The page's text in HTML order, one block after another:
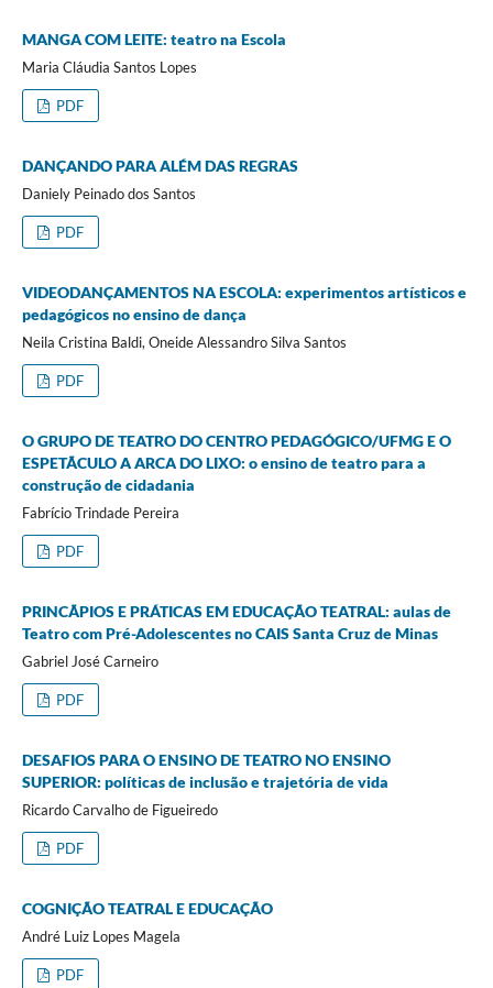
MANGA COM LEITE: teatro na Escola
Maria Cláudia Santos Lopes
PDF
DANÇANDO PARA ALÉM DAS REGRAS
Daniely Peinado dos Santos
PDF
VIDEODANÇAMENTOS NA ESCOLA: experimentos artísticos e
pedagógicos no ensino de dança
Neila Cristina Baldi, Oneide Alessandro Silva Santos
PDF
O GRUPO DE TEATRO DO CENTRO PEDAGÓGICO/UFMG E O
ESPETÃCULO A ARCA DO LIXO: o ensino de teatro para a
construção de cidadania
Fabrício Trindade Pereira
PDF
PRINCÃPIOS E PRÁTICAS EM EDUCAÇÃO TEATRAL: aulas de
Teatro com Pré-Adolescentes no CAIS Santa Cruz de Minas
Gabriel José Carneiro
PDF
DESAFIOS PARA O ENSINO DE TEATRO NO ENSINO
SUPERIOR: políticas de inclusão e trajetória de vida
Ricardo Carvalho de Figueiredo
PDF
COGNIÇÃO TEATRAL E EDUCAÇÃO
André Luiz Lopes Magela
PDF